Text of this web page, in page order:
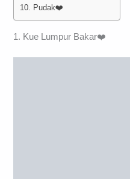
10. Pudak❤️
1. Kue Lumpur Bakar❤️